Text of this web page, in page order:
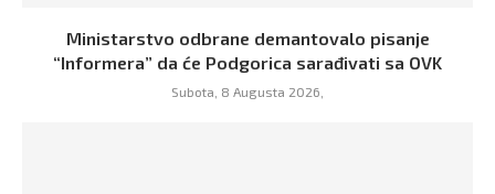
Ministarstvo odbrane demantovalo pisanje
“Informera” da će Podgorica sarađivati sa OVK
Subota, 8 Augusta 2026,